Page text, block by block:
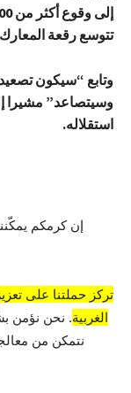
تتوسع رقعة
وتابع “سيكون
وسيتصاعد” مشيرا
استقلاله.
إن كرمكم
تركز حملتنا على
الغربية. نحن نؤمن
نتمكن من